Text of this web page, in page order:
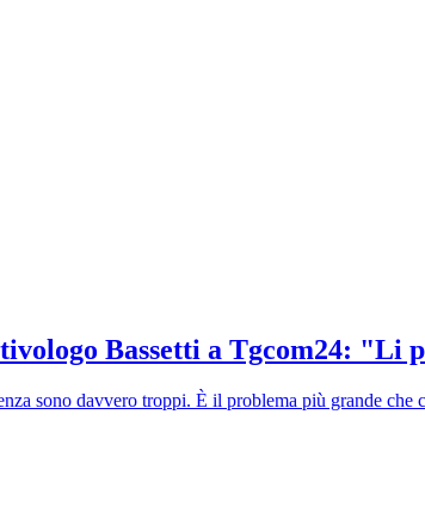
Bassetti a Tgcom24: "Li
sono davvero troppi. È il problema più grande che